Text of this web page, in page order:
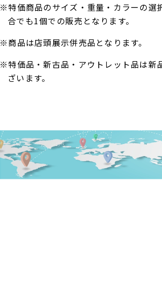
※特価商品のサイズ・重量・カラーの選
合でも1個での販売となります。
※商品は店頭展示併売品となります。
※特価品・新古品・アウトレット品は新
ざいます。